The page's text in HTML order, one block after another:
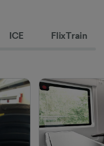
ICE FlixTrain